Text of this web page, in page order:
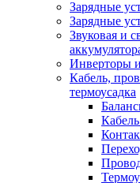
Зарядные
Зарядные
Звуковая и
Инверторы
Кабель,
термоусадка